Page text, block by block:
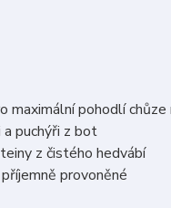
maximální pohodlí chůze
a puchýři z bot
z čistého hedvábí
provoněné